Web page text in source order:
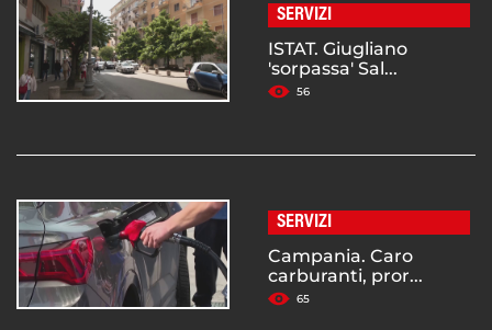
SERVIZI
ISTAT. Giugliano
'sorpassa' Sal...
56
SERVIZI
Campania. Caro
carburanti, pror...
65